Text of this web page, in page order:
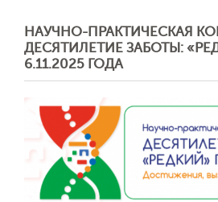
НАУЧНО-ПРАКТИЧЕСКАЯ
ДЕСЯТИЛЕТИЕ ЗАБОТЫ:
6.11.2025 ГОДА